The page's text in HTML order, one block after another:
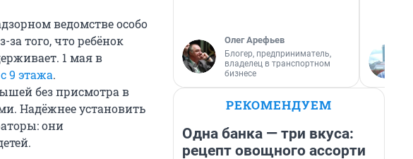
ведомстве особо
того, что ребёнок
1 мая в
9 этажа.
без присмотра в
Надёжнее установить
они
Олег Арефьев
Блогер, предприниматель,
владелец в транспортном
бизнесе
РЕКОМЕНДУЕМ
Одна банка — три вкуса:
рецепт овощного ассорти